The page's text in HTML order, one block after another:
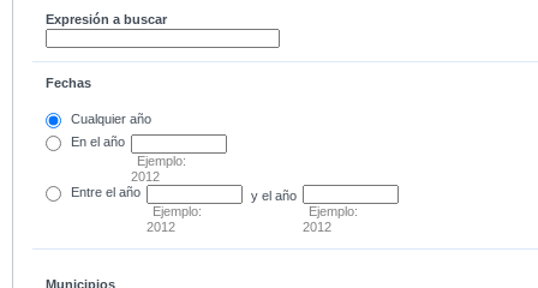
Expresión a buscar
Fechas
Cualquier año
En el año
Ejemplo:
2012
Entre el año
Ejemplo:
2012
y el año
Ejemplo:
2012
Municipios